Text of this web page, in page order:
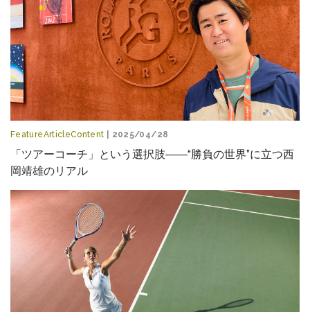
FeatureArticleContent | 2025/04/28
「ツアーコーチ」という選択肢――“勝負の世界”に立つ西
岡靖雄のリアル